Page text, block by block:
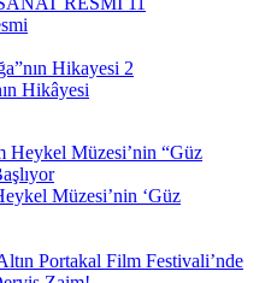
Hikâyesi
Müzesi’nin ‘Güz